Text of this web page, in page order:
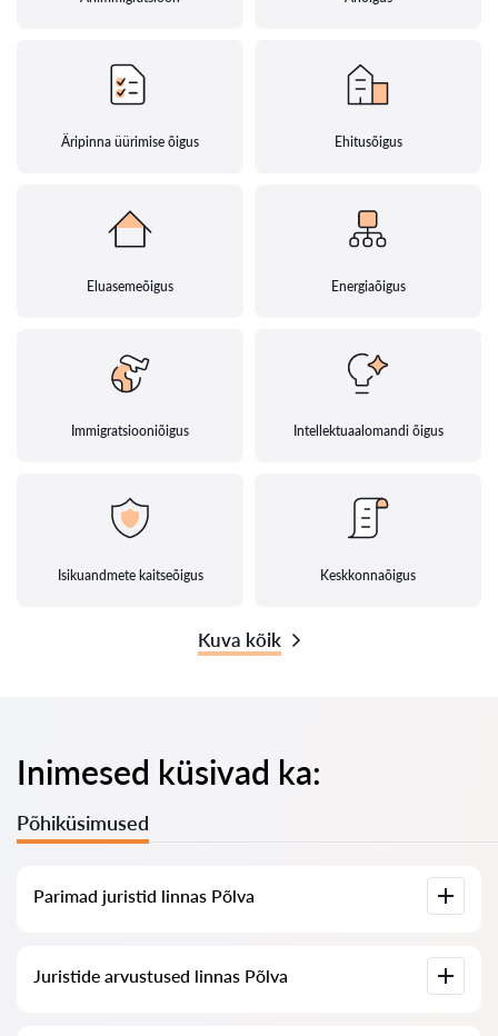
Äripinna üürimise õigus Ehitusõigus
Eluasemeõigus Energiaõigus
Immigratsiooniõigus Intellektuaalomandi õigus
Isikuandmete kaitseõigus Keskkonnaõigus
Kuva kõik
Inimesed küsivad ka:
Põhiküsimused
Parimad juristid linnas Põlva
koos täieliku infoga: hinnad, arvustused, telefoninumber ja
Juristide arvustused linnas Põlva